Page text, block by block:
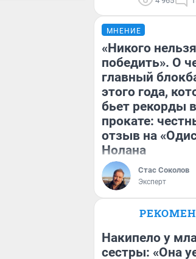
МНЕНИЕ
«Никого нельзя
победить». О
главный
этого года,
бьет рекорды в
прокате:
отзыв на
Нолана
Стас Соколов
Эксперт
Накипело у
сестры: «Она